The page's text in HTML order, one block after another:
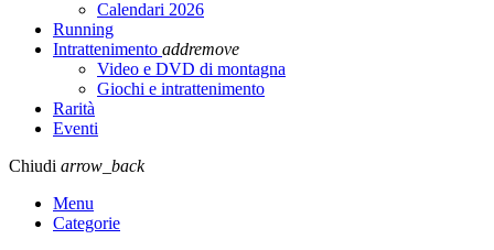
Calendari 2026
Running
Intrattenimento addremove
Video e DVD di montagna
Giochi e intrattenimento
Rarità
Eventi
Chiudi arrow_back
Menu
Categorie